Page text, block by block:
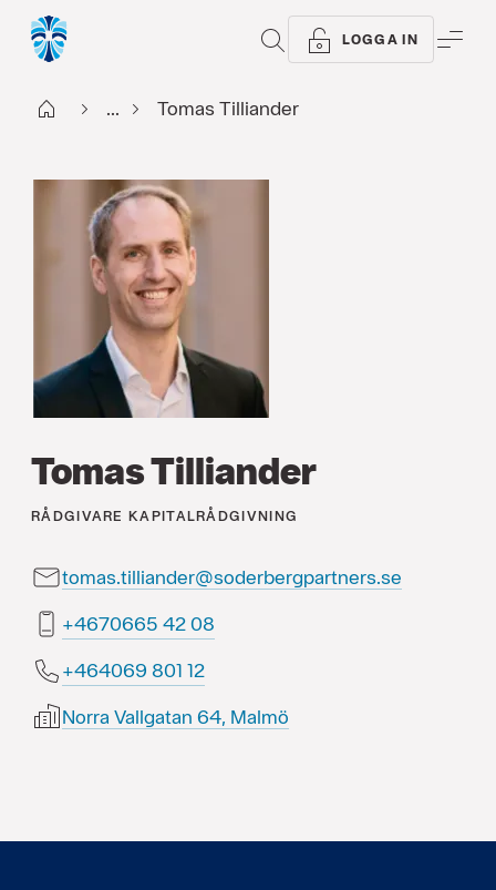
SÖK LOGGA IN
Start ... Tomas Tilliander
Tomas Tilliander
RÅDGIVARE KAPITALRÅDGIVNING
tomas.tilliander@soderbergpartners.se
80 24 5660764+
21 108 960464+
Norra Vallgatan 64, Malmö